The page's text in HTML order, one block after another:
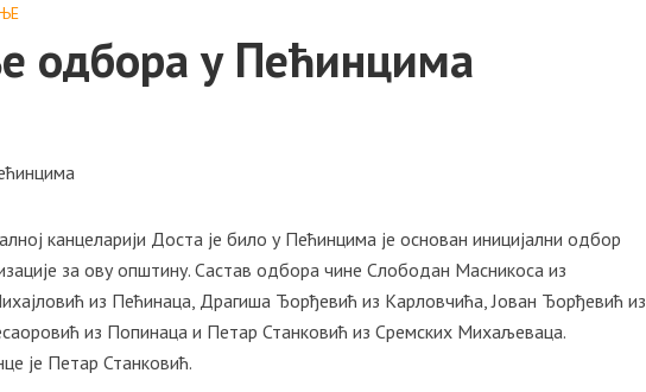
одбора у Пећинцима
канцеларији Доста је било у Пећинцима је основан иницијални одбор
за ову општину. Састав одбора чине Слободан Масникоса из
из Пећинаца, Драгиша Ђорђевић из Карловчића, Јован Ђорђевић из
из Попинаца и Петар Станковић из Сремских Михаљеваца.
је Петар Станковић.